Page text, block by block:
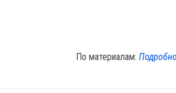
По материалам: